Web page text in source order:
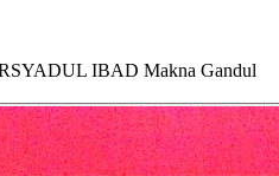
IBAD Makna Gandul